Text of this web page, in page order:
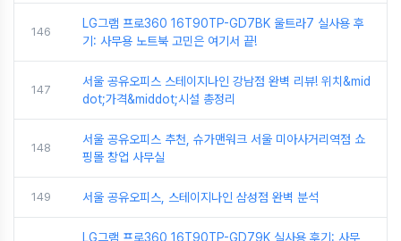
146
LG그램 프로360 16T90TP-GD7BK 울트라7 실사용 후
기: 사무용 노트북 고민은 여기서 끝!
147
서울 공유오피스 스테이지나인 강남점 완벽 리뷰! 위치&mid
dot;가격&middot;시설 총정리
148
서울 공유오피스 추천, 슈가맨워크 서울 미아사거리역점 쇼
핑몰 창업 사무실
149 서울 공유오피스, 스테이지나인 삼성점 완벽 분석
LG그램 프로360 16T90TP-GD79K 실사용 후기: 사무